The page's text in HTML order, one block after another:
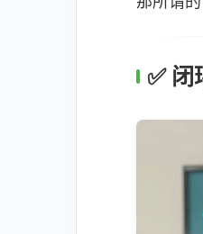
✅